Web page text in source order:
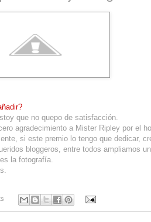
que no quepo de satisfacción.
agradecimiento a Mister Ripley por el
si este premio lo tengo que dedicar,
bloggeros, entre todos ampliamos
la fotografía.